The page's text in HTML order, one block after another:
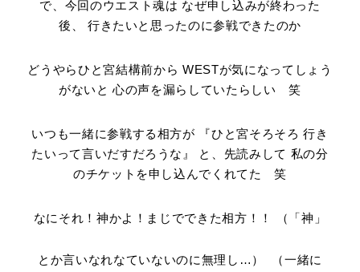
で、今回のウエスト魂は なぜ申し込みが終わった
後、 行きたいと思ったのに参戦できたのか
どうやらひと宮結構前から WESTが気になってしょう
がないと 心の声を漏らしていたらしい 笑
いつも一緒に参戦する相方が 『ひと宮そろそろ 行き
たいって言いだすだろうな』 と、先読みして 私の分
のチケットを申し込んでくれてた 笑
なにそれ！神かよ！まじでできた相方！！ （「神」
とか言いなれなていないのに無理し…）
（一緒に